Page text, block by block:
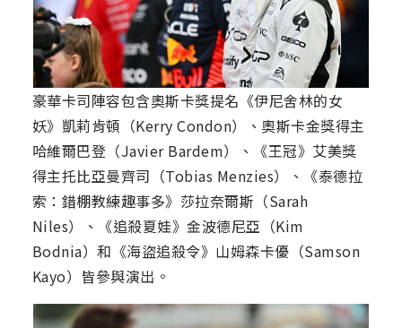
豪華卡司陣容包含奧斯卡獎提名《伊尼舍林的女
妖》凱莉肯頓（Kerry Condon）、奧斯卡金獎得主
哈維爾巴登（Javier Bardem）、《王冠》艾美獎
得主托比亞曼齊司（Tobias Menzies）、《泰德拉
索：錯棚教練趣事多》莎拉奈爾斯（Sarah
Niles）、《追殺夏娃》金波德尼亞（Kim
Bodnia）和《海盜追殺令》山姆森卡優（Samson
Kayo）皆參與演出。